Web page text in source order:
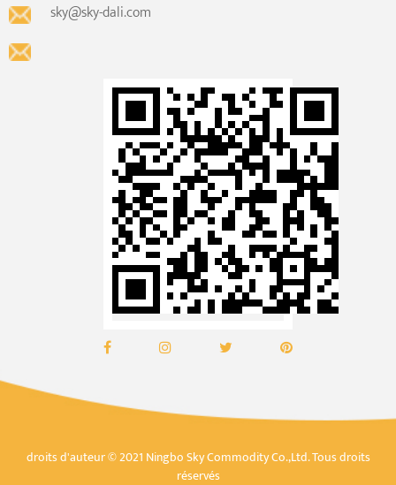
sky@sky-dali.com
droits d'auteur © 2021 Ningbo Sky Commodity Co.,Ltd. Tous droits
réservés